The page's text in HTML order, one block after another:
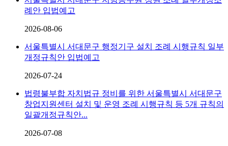
례안 입법예고
2026-08-06
서울특별시 서대문구 행정기구 설치 조례 시행규칙 일부
개정규칙안 입법예고
2026-07-24
법령불부합 자치법규 정비를 위한 서울특별시 서대문구
창업지원센터 설치 및 운영 조례 시행규칙 등 5개 규칙의
일괄개정규칙안...
2026-07-08